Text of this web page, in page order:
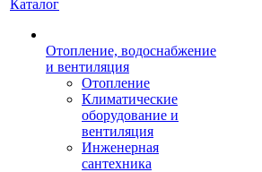
Каталог
Отопление, водоснабжение
и вентиляция
Отопление
Климатические
оборудование и
вентиляция
Инженерная
сантехника